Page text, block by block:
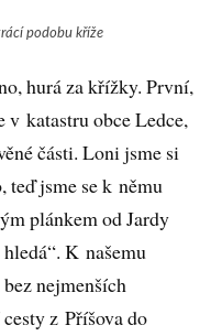
podobu kříže
hurá za křížky. První,
v katastru obce Ledce,
části. Loni jsme si
teď jsme se k němu
plánkem od Jardy
K našemu
nejmenších
z Příšova do